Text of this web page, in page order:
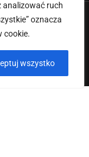
ruch
oznacza
cookie.
wszystko
Theme
dostępności
pliki cookies